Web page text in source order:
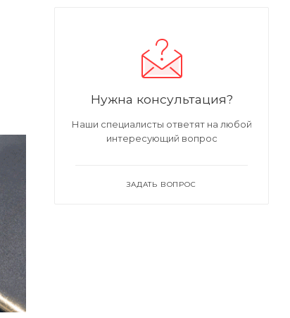
Нужна консультация?
Наши специалисты ответят на любой
интересующий вопрос
ЗАДАТЬ ВОПРОС